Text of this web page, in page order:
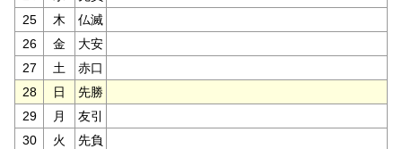
25
木
仏滅
26
金
大安
27
土
赤口
28
日
先勝
29
月
友引
30
火 先負